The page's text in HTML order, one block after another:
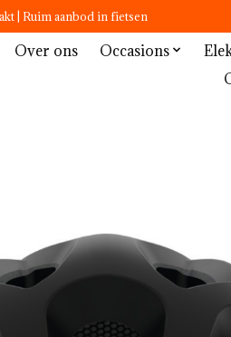
| Ruim aanbod in fietsen
Over ons Occasions